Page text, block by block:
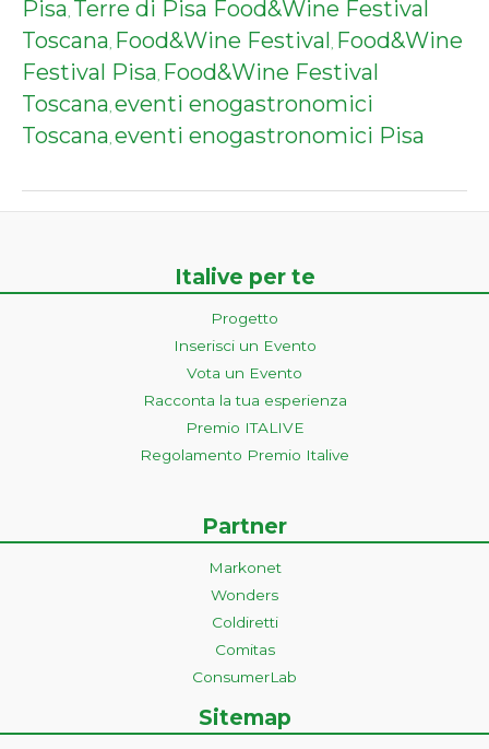
Pisa, Terre di Pisa Food&Wine Festival
Toscana, Food&Wine Festival , Food&Wine
Festival Pisa, Food&Wine Festival
Toscana, eventi enogastronomici
Toscana, eventi enogastronomici Pisa
Italive per te
Progetto
Inserisci un Evento
Vota un Evento
Racconta la tua esperienza
Premio ITALIVE
Regolamento Premio Italive
Partner
Markonet
Wonders
Coldiretti
Comitas
ConsumerLab
Sitemap